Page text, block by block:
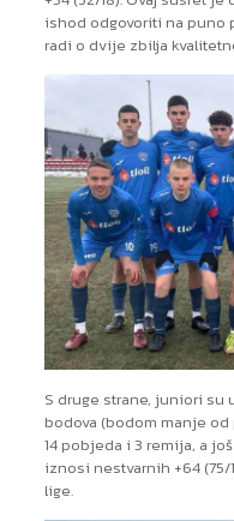
ishod odgovoriti na puno
radi o dvije zbilja
S druge strane, juniori su
bodova (bodom manje
14 pobjeda i 3 remija, a
iznosi nestvarnih +64
lige.